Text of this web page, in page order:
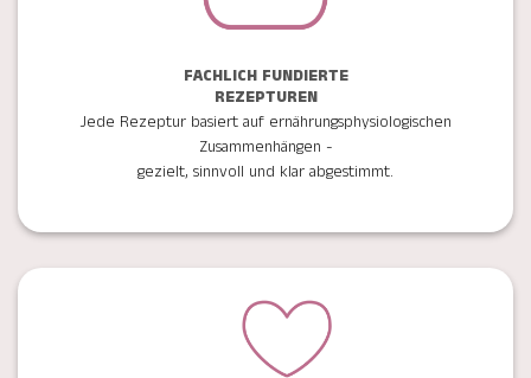
FACHLICH FUNDIERTE
REZEPTUREN
Jede Rezeptur basiert auf ernährungsphysiologischen
Zusammenhängen -
gezielt, sinnvoll und klar abgestimmt.